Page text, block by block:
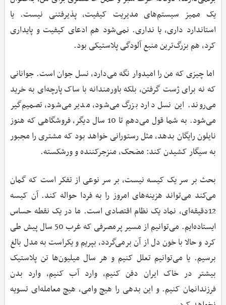
یک ممیز سیستم‌های مدیریت کیفیت، پذیرفتنی نیست. یا
استاندارد داری، یا نداری. نمی‌شود هم ادعای کیفیت و پایداری
کرد، هم بزرگ‌ترین منبع آلودگی پلاستیکی بود.
اما چیزی که من را امیدوار نگه می‌دارد، نسل جوان است. جوانانی
که نه برای ژست گرفتن، بلکه باورمندانه با ساک پارچه‌ای به خرید
می‌روند. این نسل دارد بزرگ می‌شود، مدیر می‌شود، تصمیم‌گیر
می‌شود. به شما قول می‌دهم تا 10 سال دیگر، فروشگاهی که هنوز
نایلون رایگان بدهد، مثل رستورانی خواهد بود که مشتری را مجبور
به سیگار کشیدن کند: مضحک، منزجرکننده و ورشکسته.
بحث بر سر یک کیسه نیست، بر سر نوعی از تفکر است که گمان
می‌کند می‌تواند هزینه‌های امروز را به فردا حواله کند. آن کیسه
12دقیقه‌ای، نماد یک نظام اقتصادی است. ما در یک نقطه حساس
ایستاده‌ایم. می‌توانیم از مسیر پرمصرفی که غرب 50 سال پیش طی
کرد و حالا با خون‌ دل از آن برمی‌گردد، بپریم و یکراست به مدل بالغ
برسیم. یا می‌توانیم تعلل کنیم و هر سال میلیون‌ها تن پلاستیک
بیشتر در خاک ایران دفن کنیم، وارد آب کنیم، وارد بدن
فرزندانمان کنیم. و این بدهی را هیچ وامی، هیچ معامله‌ای تسویه